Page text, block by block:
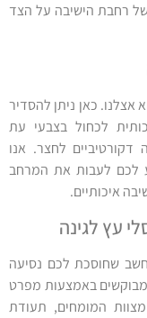
רחבת הישיבה על הצד
כאן ניתן להסדיר
לכחול בצבעי עת
דקורטיביים לחצר. אנו
לכם לעבות את המרחב
איכותיים.
עץ לגינה
שחוסכת לכם נסיעה
באמצעות מפרט
מצוות המומחים, תעודת